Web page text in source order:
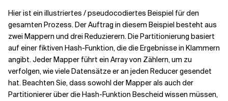
Hier ist ein illustriertes / pseudocodiertes Beispiel für den
gesamten Prozess. Der Auftrag in diesem Beispiel besteht aus
zwei Mappern und drei Reduzierern. Die Partitionierung basiert
auf einer fiktiven Hash-Funktion, die die Ergebnisse in Klammern
angibt. Jeder Mapper führt ein Array von Zählern, um zu
verfolgen, wie viele Datensätze er an jeden Reducer gesendet
hat. Beachten Sie, dass sowohl der Mapper als auch der
Partitionierer über die Hash-Funktion Bescheid wissen müssen,